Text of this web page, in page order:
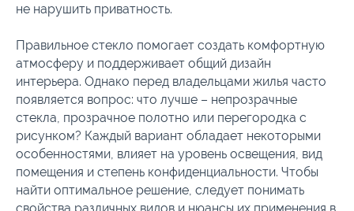
не нарушить приватность.
Правильное стекло помогает создать комфортную
атмосферу и поддерживает общий дизайн
интерьера. Однако перед владельцами жилья часто
появляется вопрос: что лучше – непрозрачные
стекла, прозрачное полотно или перегородка с
рисунком? Каждый вариант обладает некоторыми
особенностями, влияет на уровень освещения, вид
помещения и степень конфиденциальности. Чтобы
найти оптимальное решение, следует понимать